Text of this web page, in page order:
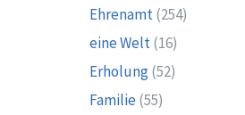
Ehrenamt(254)
eine Welt(16)
Erholung(52)
Familie (55)